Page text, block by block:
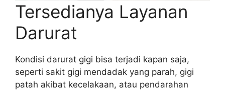
Tersedianya Layanan
Darurat
Kondisi darurat gigi bisa terjadi kapan saja,
seperti sakit gigi mendadak yang parah, gigi
patah akibat kecelakaan, atau pendarahan